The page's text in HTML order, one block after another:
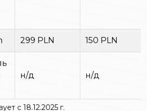
299 PLN 150 PLN
н/д н/д
с 18.12.2025 г.